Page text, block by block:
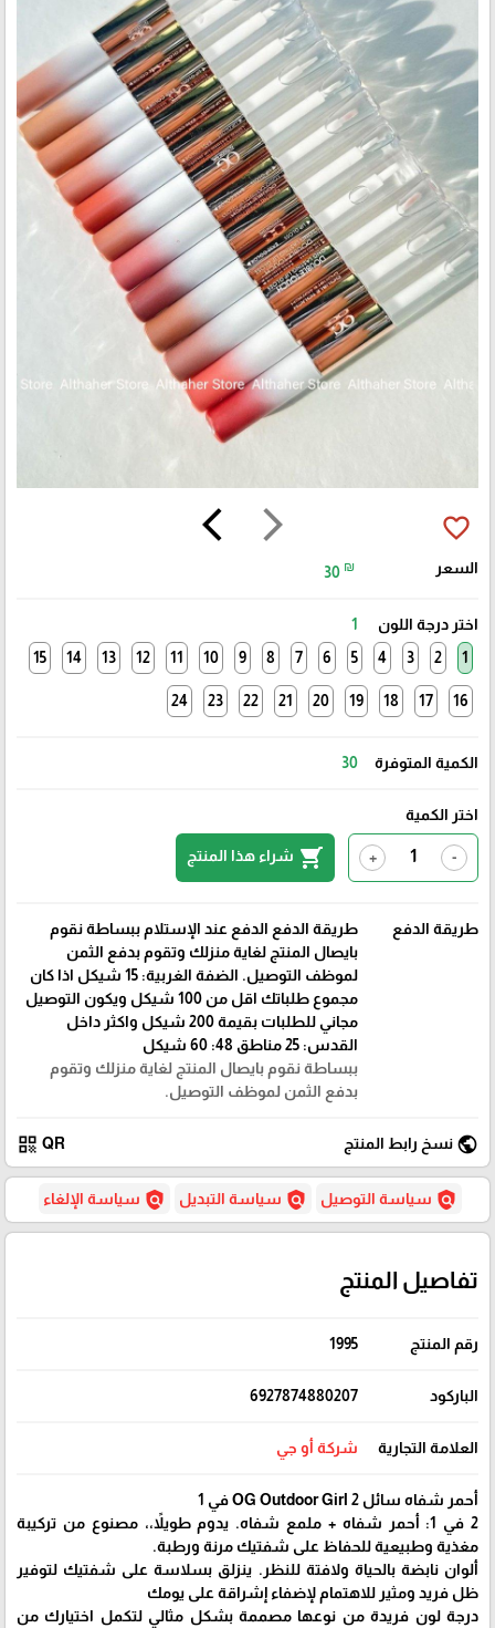
arrow_forward_ios
arrow_back_ios favorite_border
السعر 30 ₪
اختر درجة اللون
1
1
2
3
4
5
6
7
8
9
10
11
12
13
14
15
16
17
18
19
20
21
22
23
24
الكمية المتوفرة 30
اختر الكمية
-
+
shopping_cart شراء هذا المنتج
طريقة الدفع
طريقة الدفع الدفع عند الإستلام ببساطة نقوم
بايصال المنتج لغاية منزلك وتقوم بدفع الثمن
لموظف التوصيل. الضفة الغربية: 15 شيكل اذا كان
مجموع طلباتك اقل من 100 شيكل ويكون التوصيل
مجاني للطلبات بقيمة 200 شيكل واكثر داخل
القدس: 25 مناطق 48: 60 شيكل
ببساطة نقوم بايصال المنتج لغاية منزلك وتقوم
بدفع الثمن لموظف التوصيل.
public نسخ رابط المنتج QR
qr_code
policy سياسة التوصيل policy سياسة التبديل policy سياسة الإلغاء
تفاصيل المنتج
رقم المنتج 1995
الباركود 6927874880207
العلامة التجارية شركة أو جي
أحمر شفاه سائل OG Outdoor Girl 2 في 1
2 في 1: أحمر شفاه + ملمع شفاه. يدوم طويلاً،، مصنوع من تركيبة
مغذية وطبيعية للحفاظ على شفتيك مرنة ورطبة.
ألوان نابضة بالحياة ولافتة للنظر. ينزلق بسلاسة على شفتيك لتوفير
ظل فريد ومثير للاهتمام لإضفاء إشراقة على يومك
درجة لون فريدة من نوعها مصممة بشكل مثالي لتكمل اختيارك من